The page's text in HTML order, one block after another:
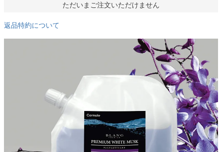
ただいまご注文いただけません
返品特約について